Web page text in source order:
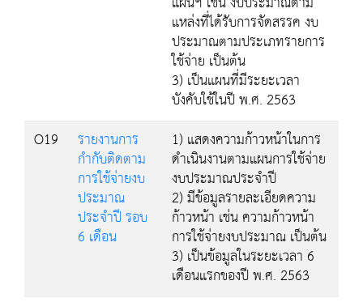
แหล่งที่ได้รับการจัดสรรค งบ
ประมาณตามประเภทรายการ
ใช้จ่าย เป็นต้น
3) เป็นแผนที่มีระยะเวลา
บังคับใช้ในปี พ.ศ. 2563
O19
รายงานการ
กำกับติดตาม
การใช้จ่ายงบ
ประมาณ
ประจำปี รอบ
6 เดือน
1) แสดงความก้าวหน้าในการ
ดำเนินงานตามแผนการใช้จ่าย
งบประมาณประจำปี
2) มีข้อมูลรายละเอียดความ
ก้าวหน้า เช่น ความก้าวหน้า
การใช้จ่ายงบประมาณ เป็นต้น
3) เป็นข้อมูลในระยะเวลา 6
เดือนแรกของปี พ.ศ. 2563